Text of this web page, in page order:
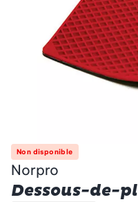
Non disponible
Norpro
Dessous-de-